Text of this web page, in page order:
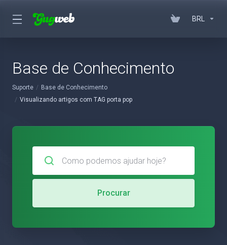
BRL
Base de Conhecimento
Suporte
Base de Conhecimento
Visualizando artigos com TAG porta pop
Procurar